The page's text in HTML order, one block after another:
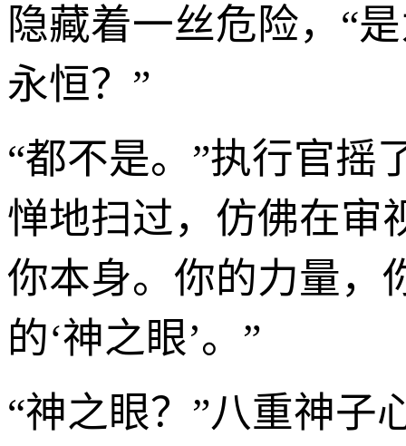
隐藏着一丝危险，“
永恒？”
“都不是。”执行官摇
惮地扫过，仿佛在审
你本身。你的力量
的‘神之眼’。”
“神之眼？”八重神子